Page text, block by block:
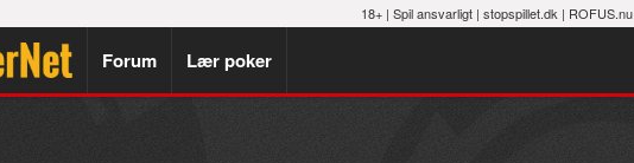
18+ | Spil ansvarligt| stopspillet.dk | ROFUS.nu
Forum Lær poker